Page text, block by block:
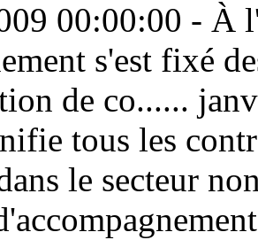
00:00:00 - À
s'est fixé
de co......
tous les
le secteur